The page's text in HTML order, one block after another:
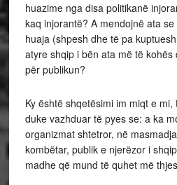
huazime nga disa politikanë
kaq injorantë? A mendojnë ata
huaja (shpesh dhe të pa
atyre shqip i bën ata më të
për publikun?
Ky është shqetësimi im miqt e
duke vazhduar të pyes se: a ka
organizmat shtetror, në
kombëtar, publik e njerëzor i
madhe që mund të quhet më